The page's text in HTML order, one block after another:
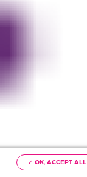
✓ OK, ACCEPT ALL